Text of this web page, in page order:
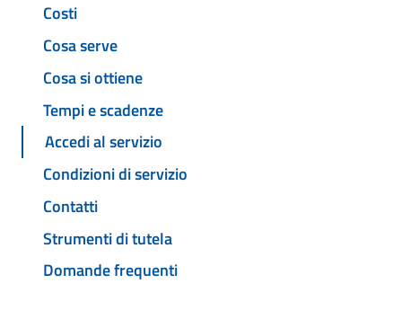
Costi
Cosa serve
Cosa si ottiene
Tempi e scadenze
Accedi al servizio
Condizioni di servizio
Contatti
Strumenti di tutela
Domande frequenti